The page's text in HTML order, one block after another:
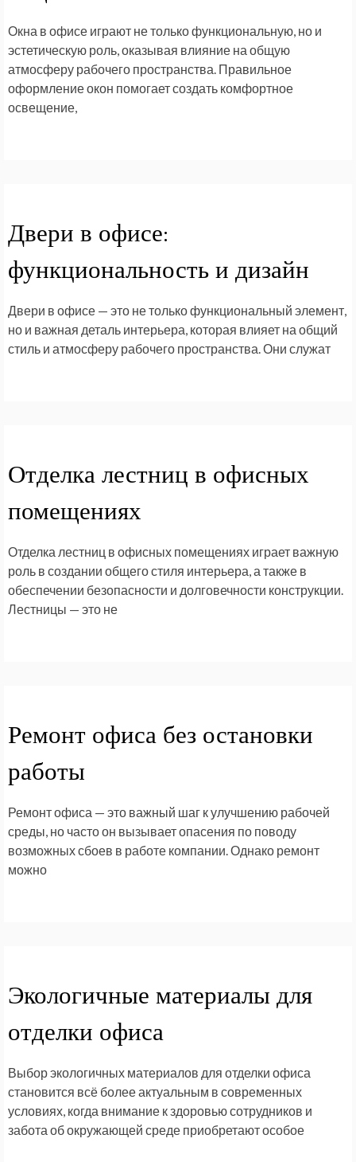
Окна в офисе играют не только функциональную, но и
эстетическую роль, оказывая влияние на общую
атмосферу рабочего пространства. Правильное
оформление окон помогает создать комфортное
освещение,
Двери в офисе:
функциональность и дизайн
Двери в офисе — это не только функциональный элемент,
но и важная деталь интерьера, которая влияет на общий
стиль и атмосферу рабочего пространства. Они служат
Отделка лестниц в офисных
помещениях
Отделка лестниц в офисных помещениях играет важную
роль в создании общего стиля интерьера, а также в
обеспечении безопасности и долговечности конструкции.
Лестницы — это не
Ремонт офиса без остановки
работы
Ремонт офиса — это важный шаг к улучшению рабочей
среды, но часто он вызывает опасения по поводу
возможных сбоев в работе компании. Однако ремонт
можно
Экологичные материалы для
отделки офиса
Выбор экологичных материалов для отделки офиса
становится всё более актуальным в современных
условиях, когда внимание к здоровью сотрудников и
забота об окружающей среде приобретают особое